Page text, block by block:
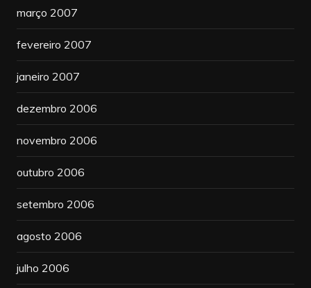
março 2007
fevereiro 2007
janeiro 2007
dezembro 2006
novembro 2006
outubro 2006
setembro 2006
agosto 2006
julho 2006